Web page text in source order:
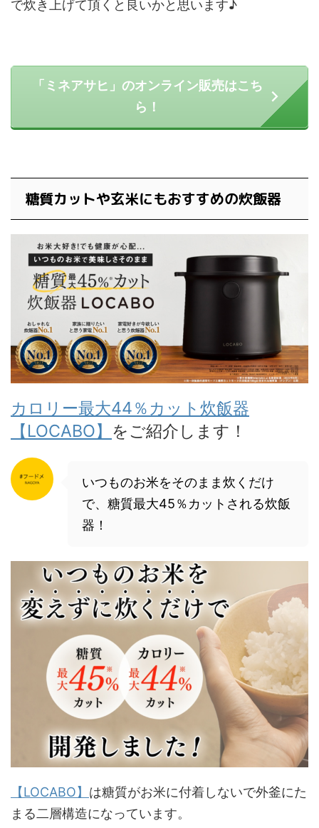
で炊き上げて頂くと良いかと思います♪
「ミネアサヒ」のオンライン販売はこち
ら！
糖質カットや玄米にもおすすめの炊飯器
カロリー最大44％カット炊飯器
【LOCABO】 をご紹介します！
いつものお米をそのまま炊くだけ
で、糖質最大45％カットされる炊飯
器！
【LOCABO】 は糖質がお米に付着しないで外釜にた
まる二層構造になっています。